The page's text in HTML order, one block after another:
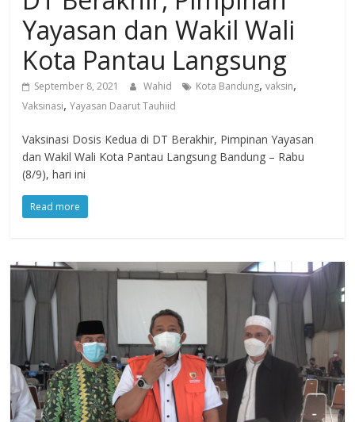
Yayasan dan Wakil Wali
Kota Pantau Langsung
September 8, 2021 Wahid Kota Bandung,vaksin,
Vaksinasi,Yayasan Daarut Tauhiid
Vaksinasi Dosis Kedua di DT Berakhir, Pimpinan Yayasan
dan Wakil Wali Kota Pantau Langsung Bandung – Rabu
(8/9), hari ini
Read more